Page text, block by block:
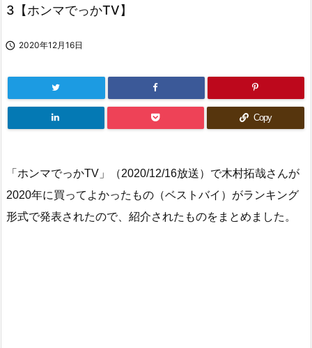
3【ホンマでっかTV】
 2020年12月16日
Copy
「ホンマでっかTV」（2020/12/16放送）で木村拓哉さんが
2020年に買ってよかったもの（ベストバイ）がランキング
形式で発表されたので、紹介されたものをまとめました。